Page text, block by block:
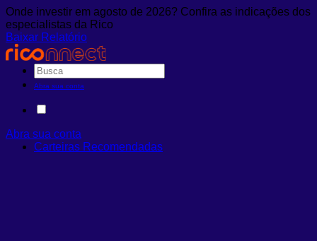
Onde investir em agosto de 2026? Confira as indicações dos
especialistas da Rico
Baixar Relatório
Abra sua conta
Abra sua conta
Carteiras Recomendadas